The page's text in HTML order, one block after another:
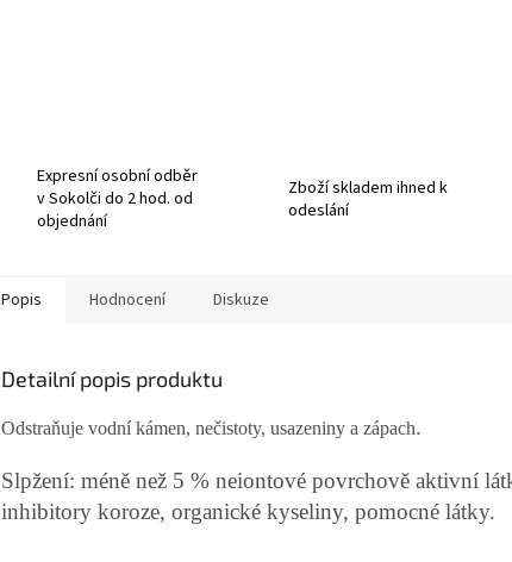
Expresní osobní odběr
v Sokolči do 2 hod. od
objednání
Zboží skladem ihned k
odeslání
Popis Hodnocení Diskuze
Detailní popis produktu
Odstraňuje vodní kámen, nečistoty, usazeniny a zápach.
Slpžení: méně než 5 % neiontové povrchově aktivní
inhibitory koroze, organické kyseliny, pomocné látky.